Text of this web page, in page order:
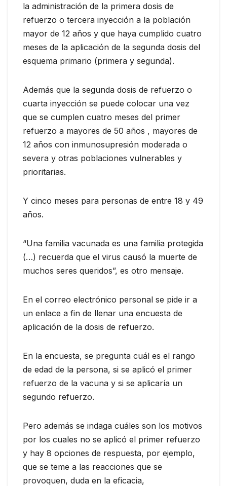
la administración de la primera dosis de
refuerzo o tercera inyección a la población
mayor de 12 años y que haya cumplido cuatro
meses de la aplicación de la segunda dosis del
esquema primario (primera y segunda).
Además que la segunda dosis de refuerzo o
cuarta inyección se puede colocar una vez
que se cumplen cuatro meses del primer
refuerzo a mayores de 50 años , mayores de
12 años con inmunosupresión moderada o
severa y otras poblaciones vulnerables y
prioritarias.
Y cinco meses para personas de entre 18 y 49
años.
“Una familia vacunada es una familia protegida
(…) recuerda que el virus causó la muerte de
muchos seres queridos”, es otro mensaje.
En el correo electrónico personal se pide ir a
un enlace a fin de llenar una encuesta de
aplicación de la dosis de refuerzo.
En la encuesta, se pregunta cuál es el rango
de edad de la persona, si se aplicó el primer
refuerzo de la vacuna y si se aplicaría un
segundo refuerzo.
Pero además se indaga cuáles son los motivos
por los cuales no se aplicó el primer refuerzo
y hay 8 opciones de respuesta, por ejemplo,
que se teme a las reacciones que se
provoquen, duda en la eficacia,